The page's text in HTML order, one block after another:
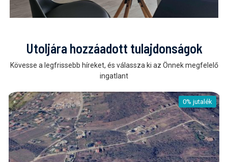
Utoljára hozzáadott tulajdonságok
Kövesse a legfrissebb híreket, és válassza ki az Önnek megfelelő
ingatlant
0% jutalék